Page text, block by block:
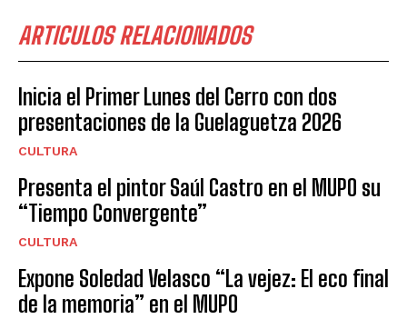
ARTICULOS RELACIONADOS
Inicia el Primer Lunes del Cerro con dos
presentaciones de la Guelaguetza 2026
CULTURA
Presenta el pintor Saúl Castro en el MUPO su
“Tiempo Convergente”
CULTURA
Expone Soledad Velasco “La vejez: El eco final
de la memoria” en el MUPO